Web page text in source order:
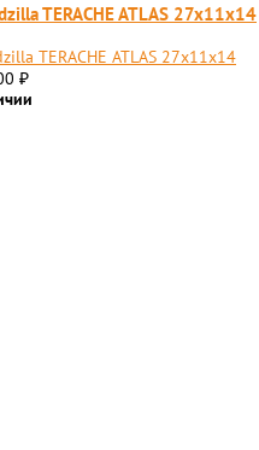
TERACHE ATLAS 27x11x14
TERACHE ATLAS 27x11x14
₽